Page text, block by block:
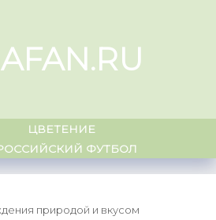
ЦВЕТЕНИЕ
ФУТБОЛ
природой и вкусом